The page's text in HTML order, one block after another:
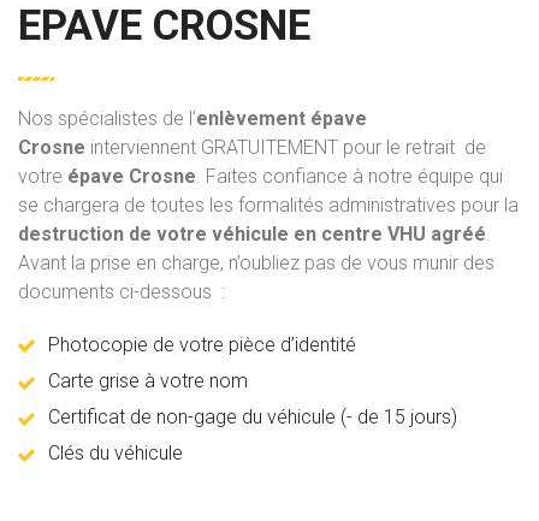
EPAVE CROSNE
Nos spécialistes de l’enlèvement épave
Crosne interviennent GRATUITEMENT pour le retrait de
votre épave Crosne. Faites confiance à notre équipe qui
se chargera de toutes les formalités administratives pour la
destruction de votre véhicule en centre VHU agréé.
Avant la prise en charge, n’oubliez pas de vous munir des
documents ci-dessous :
Photocopie de votre pièce d’identité
Carte grise à votre nom
Certificat de non-gage du véhicule (- de 15 jours)
Clés du véhicule